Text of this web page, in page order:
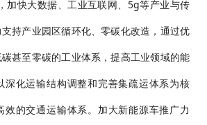
加快大数据、工业互联网、5g等产业与传
持产业园区循环化、零碳化改造，通过优
甚至零碳的工业体系，提高工业领域的能
深化运输结构调整和完善集疏运体系为核
效的交通运输体系。加大新能源车推广力